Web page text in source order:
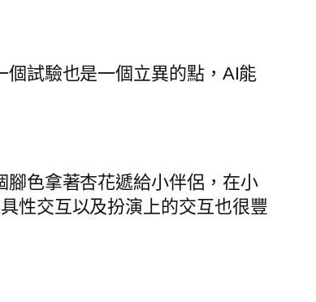
個試驗也是一個立異的點，AI能
色拿著杏花遞給小伴侶，在小
性交互以及扮演上的交互也很豐